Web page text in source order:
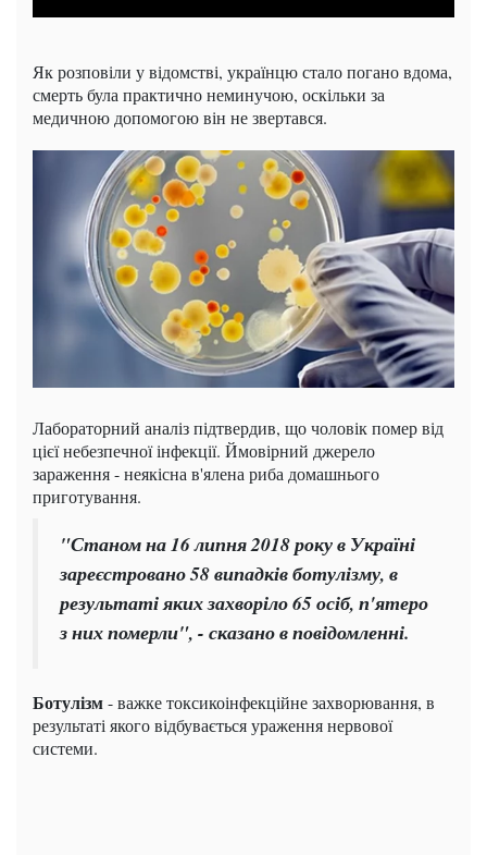
Як розповіли у відомстві, українцю стало погано вдома,
смерть була практично неминучою, оскільки за
медичною допомогою він не звертався.
Лабораторний аналіз підтвердив, що чоловік помер від
цієї небезпечної інфекції. Ймовірний джерело
зараження - неякісна в'ялена риба домашнього
приготування.
"Станом на 16 липня 2018 року в Україні
зареєстровано 58 випадків ботулізму, в
результаті яких захворіло 65 осіб, п'ятеро
з них померли", - сказано в повідомленні.
Ботулізм- важке токсикоінфекційне захворювання, в
результаті якого відбувається ураження нервової
системи.